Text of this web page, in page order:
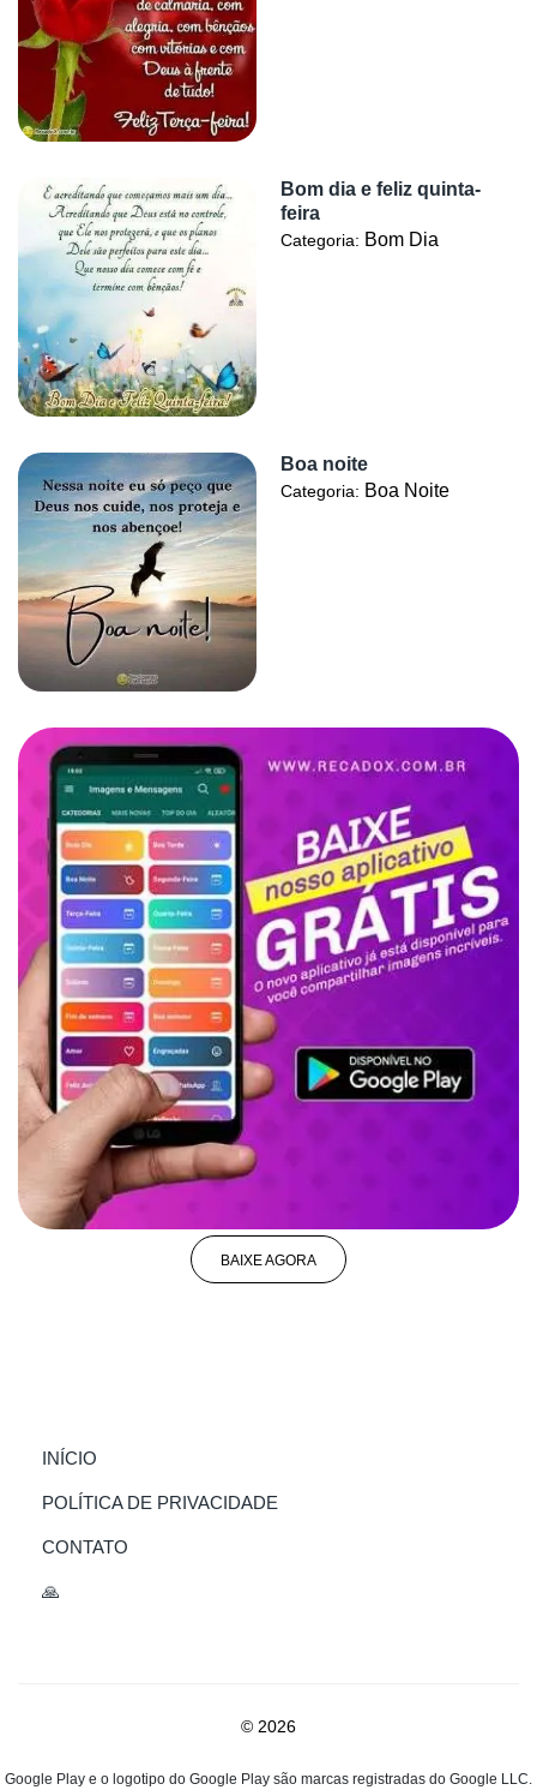
Bom dia e feliz quinta-
feira
Categoria: Bom Dia
Boa noite
Categoria: Boa Noite
BAIXE AGORA
INÍCIO
POLÍTICA DE PRIVACIDADE
CONTATO
🙏
© 2026
Google Play e o logotipo do Google Play são marcas registradas do Google LLC.